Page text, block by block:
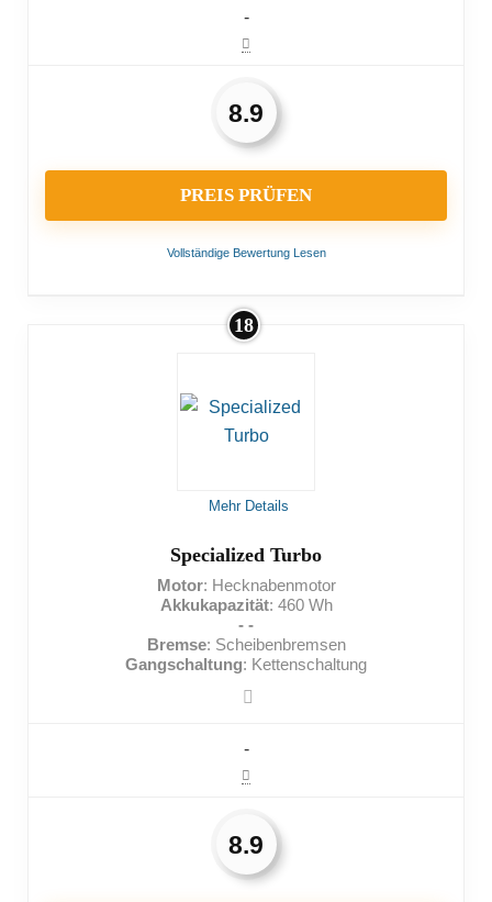
-
8.9
PREIS PRÜFEN
Vollständige Bewertung Lesen
Langlebiger Akku
Mittelmäßige Reichweite
Nicht für sehr schwere Menschen geeignet
Hoher Preis
18
Mehr Details
Specialized Turbo
Motor: Hecknabenmotor
Akkukapazität: 460 Wh
- -
Bremse: Scheibenbremsen
Gangschaltung: Kettenschaltung
-
8.9